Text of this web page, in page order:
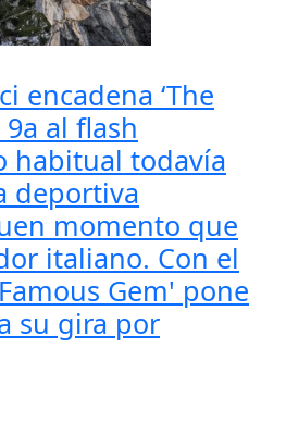
encadena ‘The
9a al flash
habitual todavía
deportiva
momento que
italiano. Con el
Gem' pone
su gira por